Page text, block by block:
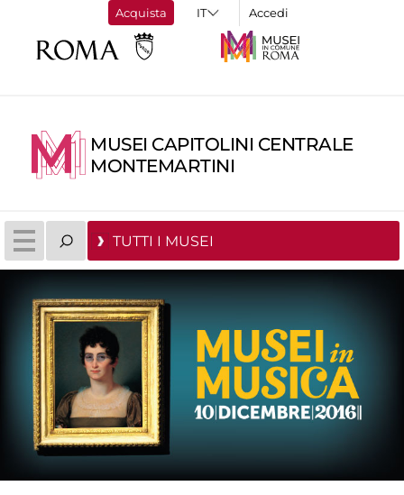
Acquista Accedi
MUSEI CAPITOLINI CENTRALE
MONTEMARTINI
TUTTI I MUSEI